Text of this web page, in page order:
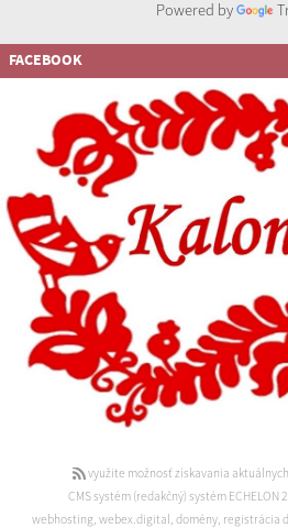
Powered by
FACEBOOK
využite možnosť získavania
CMS systém (redakčný) systém ECHELON 2
webhosting, webex.digital , domény, registrácia